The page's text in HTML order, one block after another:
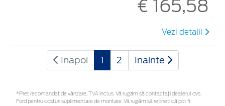
€ 165,58
Vezi detalii
Inapoi 1 2 Inainte
*Preţ recomandat de vânzare, TVA inclus. Vă rugăm să contactaţi dealerul dvs.
Ford pentru costuri suplimentare de montare. Vă rugăm să rețineți că pot fi